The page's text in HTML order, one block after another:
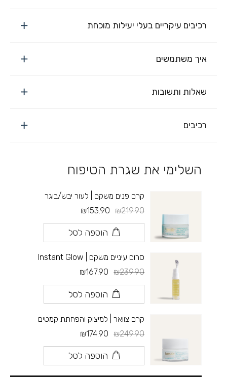
רכיבים עיקריים בעלי יעילות מוכחת
איך משתמשים
שאלות ותשובות
רכיבים
השלימי את שגרת הטיפוח
קרם פנים משקם | לעור יבש/בוגר
₪219.90
₪153.90
הוספה לסל
סרום עיניים משקם | Instant Glow
₪239.90
₪167.90
הוספה לסל
קרם צוואר | למיצוק והפחתת קמטים
₪249.90
₪174.90
הוספה לסל